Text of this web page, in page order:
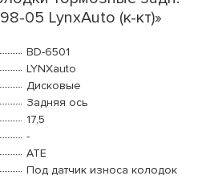
05 LynxAuto (к-кт)»
BD-6501
LYNXauto
Дисковые
Задняя ось
17,5
-
ATE
Под датчик износа колодок